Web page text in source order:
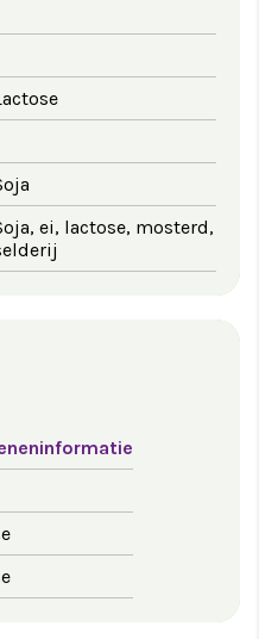
ei, lactose, mosterd,